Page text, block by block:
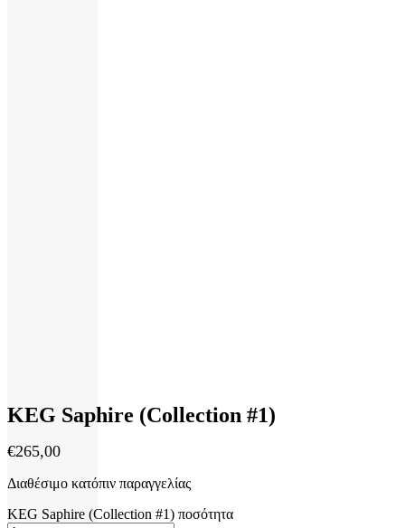
KEG Saphire (Collection #1)
€265,00
Διαθέσιμο κατόπιν παραγγελίας
KEG Saphire (Collection #1) ποσότητα